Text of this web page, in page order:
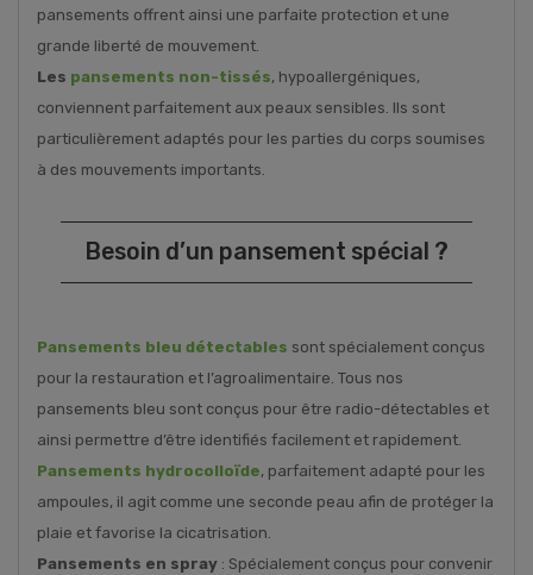
pansements offrent ainsi une parfaite protection et une
grande liberté de mouvement.
Les pansements non-tissés, hypoallergéniques,
conviennent parfaitement aux peaux sensibles. Ils sont
particulièrement adaptés pour les parties du corps soumises
à des mouvements importants.
Besoin d’un pansement spécial ?
Pansements bleu détectables sont spécialement conçus
pour la restauration et l’agroalimentaire. Tous nos
pansements bleu sont conçus pour être radio-détectables et
ainsi permettre d’être identifiés facilement et rapidement.
Pansements hydrocolloïde, parfaitement adapté pour les
ampoules, il agit comme une seconde peau afin de protéger la
plaie et favorise la cicatrisation.
Pansements en spray : Spécialement conçus pour convenir